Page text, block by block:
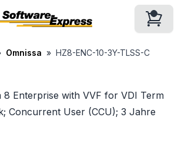
Omnissa HZ8-ENC-10-3Y-TLSS-C
8 Enterprise with VVF for VDI Term
Concurrent User (CCU); 3 Jahre